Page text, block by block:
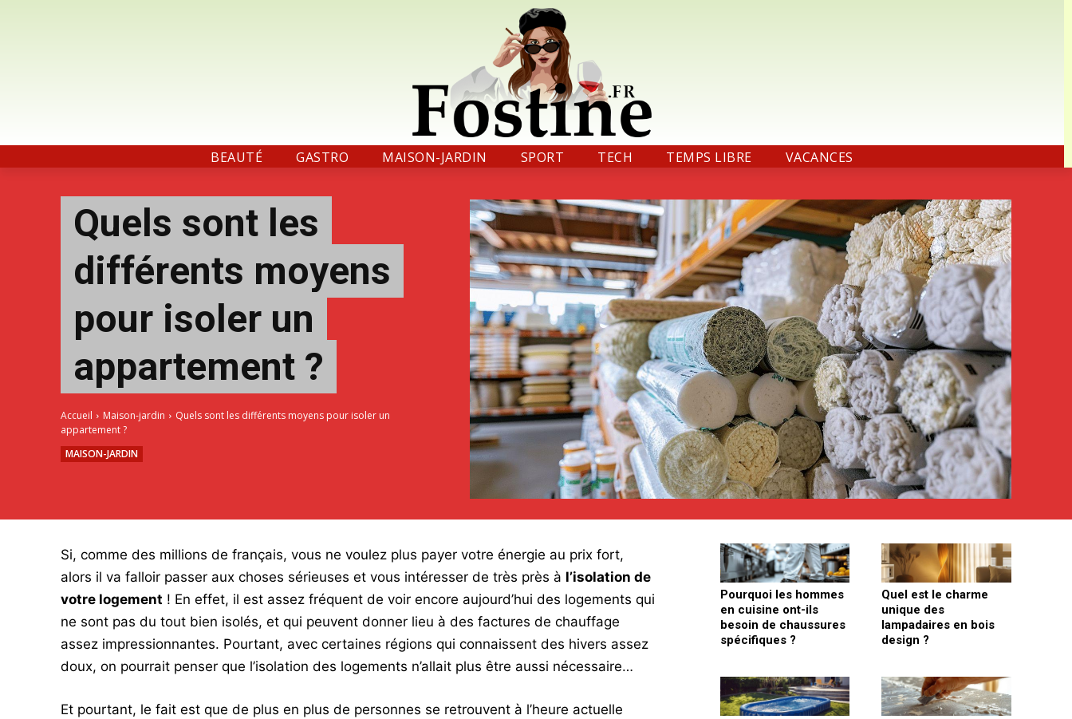
BEAUTÉ GASTRO MAISON-JARDIN SPORT TECH TEMPS LIBRE VACANCES
Quels sont les
différents moyens
pour isoler un
appartement ?
Accueil Maison-jardin
Quels sont les différents moyens pour isoler un
appartement ?
MAISON-JARDIN
Si, comme des millions de français, vous ne voulez plus payer votre énergie au prix fort,
alors il va falloir passer aux choses sérieuses et vous intéresser de très près à l’isolation de
votre logement ! En effet, il est assez fréquent de voir encore aujourd’hui des logements qui
ne sont pas du tout bien isolés, et qui peuvent donner lieu à des factures de chauffage
assez impressionnantes. Pourtant, avec certaines régions qui connaissent des hivers assez
doux, on pourrait penser que l’isolation des logements n’allait plus être aussi nécessaire…
Et pourtant, le fait est que de plus en plus de personnes se retrouvent à l’heure actuelle
Pourquoi les hommes
en cuisine ont-ils
besoin de chaussures
spécifiques ?
Quel est le charme
unique des
lampadaires en bois
design ?